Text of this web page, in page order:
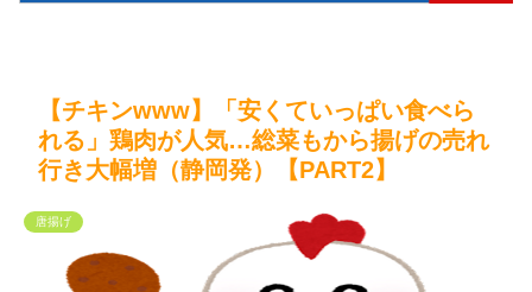
【チキンwww】「安くていっぱい食べら
れる」鶏肉が人気…総菜もから揚げの売れ
行き大幅増（静岡発）【PART2】
唐揚げ